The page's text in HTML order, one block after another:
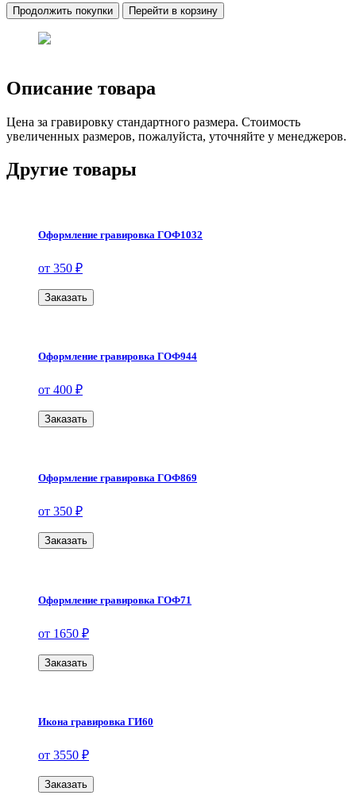
Продолжить покупки Перейти в корзину
Описание товара
Цена за гравировку стандартного размера. Стоимость
увеличенных размеров, пожалуйста, уточняйте у менеджеров.
Другие товары
Оформление гравировка ГОФ1032
от 350 ₽
Заказать
Оформление гравировка ГОФ944
от 400 ₽
Заказать
Оформление гравировка ГОФ869
от 350 ₽
Заказать
Оформление гравировка ГОФ71
от 1650 ₽
Заказать
Икона гравировка ГИ60
от 3550 ₽
Заказать